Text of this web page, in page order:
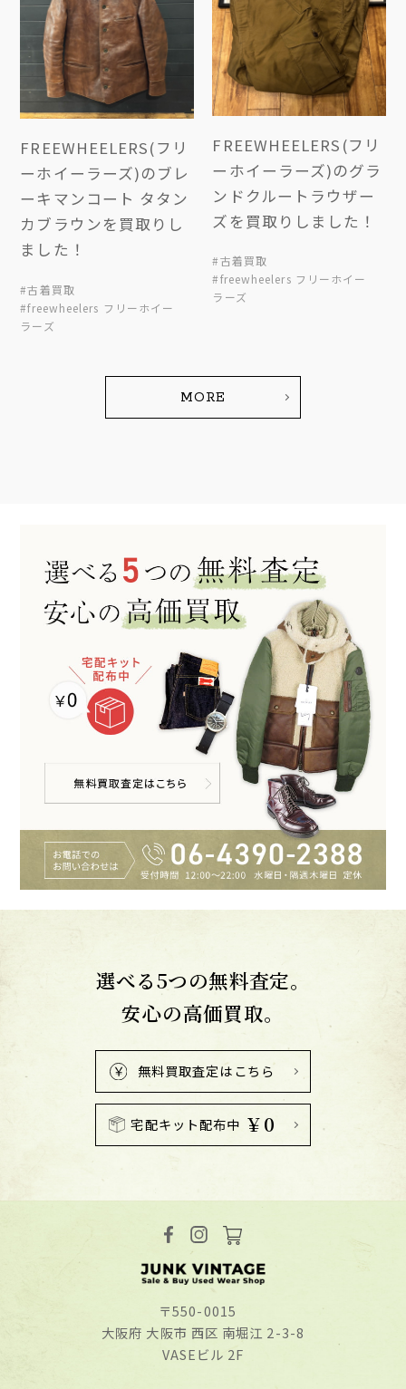
FREEWHEELERS(フリ
ーホイーラーズ)のブレ
ーキマンコート タタン
カブラウンを買取りし
ました！
#古着買取
#freewheelers フリーホイー
ラーズ
FREEWHEELERS(フリ
ーホイーラーズ)のグラ
ンドクルートラウザー
ズを買取りしました！
#古着買取
#freewheelers フリーホイー
ラーズ
MORE
選べる5つの無料査定。
安心の高価買取。
無料買取査定はこちら
宅配キット配布中 ￥0
〒550-0015
⼤阪府 ⼤阪市 ⻄区 南堀江 2-3-8
VASEビル 2F